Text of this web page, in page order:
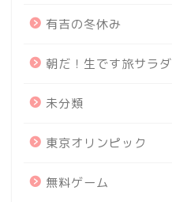
有吉の冬休み
朝だ！生です旅サラダ
未分類
東京オリンピック
無料ゲーム